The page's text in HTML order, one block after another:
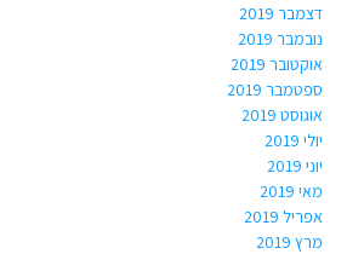
דצמבר 2019
נובמבר 2019
אוקטובר 2019
ספטמבר 2019
אוגוסט 2019
יולי 2019
יוני 2019
מאי 2019
אפריל 2019
מרץ 2019